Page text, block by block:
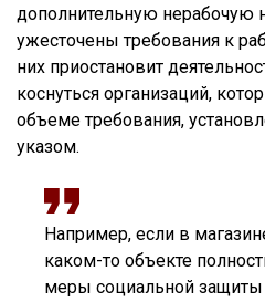
дополнительную нерабочую
ужесточены требования к
них приостановит
коснуться организаций,
объеме требования,
указом.
Например, если в
каком-то объекте
меры социальной защиты